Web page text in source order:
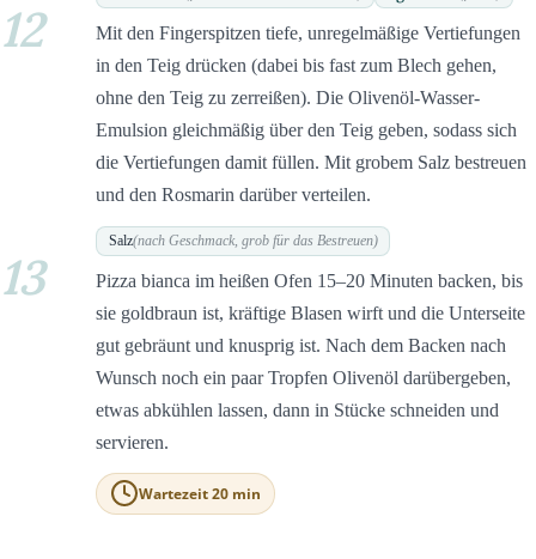
12
Mit den Fingerspitzen tiefe, unregelmäßige Vertiefungen
in den Teig drücken (dabei bis fast zum Blech gehen,
ohne den Teig zu zerreißen). Die Olivenöl-Wasser-
Emulsion gleichmäßig über den Teig geben, sodass sich
die Vertiefungen damit füllen. Mit grobem Salz bestreuen
und den Rosmarin darüber verteilen.
Salz(nach Geschmack, grob für das Bestreuen)
13
Pizza bianca im heißen Ofen 15–20 Minuten backen, bis
sie goldbraun ist, kräftige Blasen wirft und die Unterseite
gut gebräunt und knusprig ist. Nach dem Backen nach
Wunsch noch ein paar Tropfen Olivenöl darübergeben,
etwas abkühlen lassen, dann in Stücke schneiden und
servieren.
Wartezeit 20 min